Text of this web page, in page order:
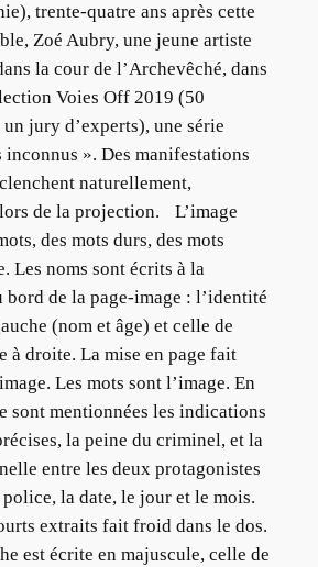
trente-quatre ans après cette
Zoé Aubry, une jeune artiste
la cour de l’Archevêché, dans
Voies Off 2019 (50
jury d’experts), une série
». Des manifestations
naturellement,
de la projection. L’image
des mots durs, des mots
Les noms sont écrits à la
bord de la page-image : l’identité
(nom et âge) et celle de
à droite. La mise en page fait
Les mots sont l’image. En
sont mentionnées les indications
la peine du criminel, et la
entre les deux protagonistes
police, la date, le jour et le mois.
extraits fait froid dans le dos.
est écrite en majuscule, celle de